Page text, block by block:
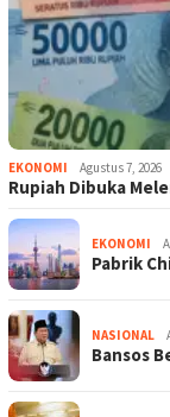
EKONOMI Agustus 7, 2026
Rupiah Dibuka
EKONOMI
Pabrik
NASIONAL
Bansos